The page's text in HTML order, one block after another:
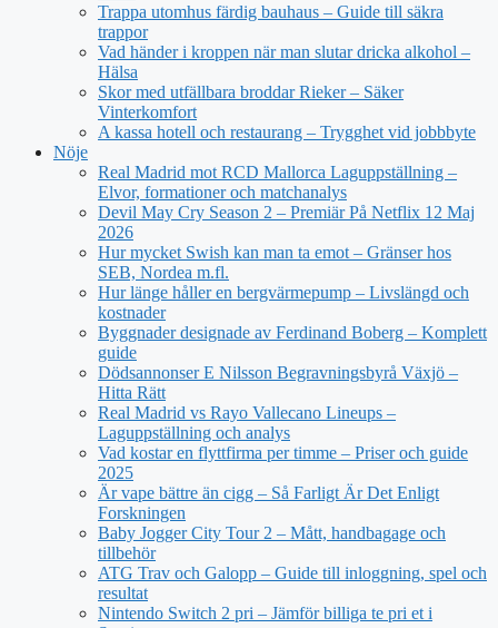
Trappa utomhus färdig bauhaus – Guide till säkra
trappor
Vad händer i kroppen när man slutar dricka alkohol –
Hälsa
Skor med utfällbara broddar Rieker – Säker
Vinterkomfort
A kassa hotell och restaurang – Trygghet vid jobbbyte
Nöje
Real Madrid mot RCD Mallorca Laguppställning –
Elvor, formationer och matchanalys
Devil May Cry Season 2 – Premiär På Netflix 12 Maj
2026
Hur mycket Swish kan man ta emot – Gränser hos
SEB, Nordea m.fl.
Hur länge håller en bergvärmepump – Livslängd och
kostnader
Byggnader designade av Ferdinand Boberg – Komplett
guide
Dödsannonser E Nilsson Begravningsbyrå Växjö –
Hitta Rätt
Real Madrid vs Rayo Vallecano Lineups –
Laguppställning och analys
Vad kostar en flyttfirma per timme – Priser och guide
2025
Är vape bättre än cigg – Så Farligt Är Det Enligt
Forskningen
Baby Jogger City Tour 2 – Mått, handbagage och
tillbehör
ATG Trav och Galopp – Guide till inloggning, spel och
resultat
Nintendo Switch 2 pri – Jämför billiga te pri et i